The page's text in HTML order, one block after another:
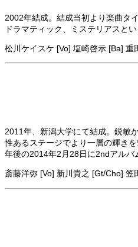
2002年結成。結成当初より楽曲タ
ドラマティック、ミステリアスと
松川ケイスケ [Vo] 塩崎啓示 [Ba]
2011年、新潟大学にて結成。鋭敏
性あるステージでより一層の輝き
年後の2014年2月28日に2ndアルバ
斎藤洋弥 [Vo] 新川貴之 [Gt/Cho]